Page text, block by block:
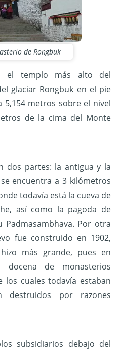
de Rongbuk
el templo más alto del
glaciar Rongbuk en el pie
5,154 metros sobre el nivel
de la cima del Monte
dos partes: la antigua y la
encuentra a 3 kilómetros
todavía está la cueva de
así como la pagoda de
Por otra
fue construido en 1902,
más grande, pues en
de monasterios
los cuales todavía estaban
destruidos por razones
subsidiarios debajo del